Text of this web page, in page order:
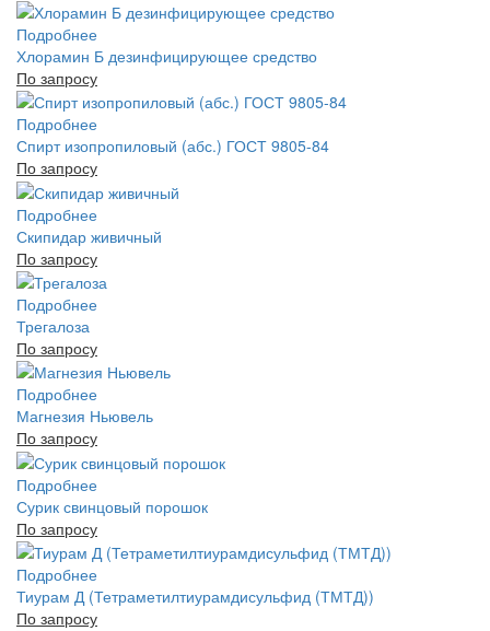
Подробнее
Хлорамин Б дезинфицирующее средство
По запросу
Подробнее
Спирт изопропиловый (абс.) ГОСТ 9805-84
По запросу
Подробнее
Скипидар живичный
По запросу
Подробнее
Трегалоза
По запросу
Подробнее
Магнезия Ньювель
По запросу
Подробнее
Сурик свинцовый порошок
По запросу
Подробнее
Тиурам Д (Тетраметилтиурамдисульфид (ТМТД))
По запросу